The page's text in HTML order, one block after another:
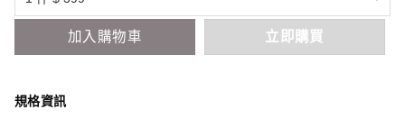
加入購物車 立即購買
規格資訊